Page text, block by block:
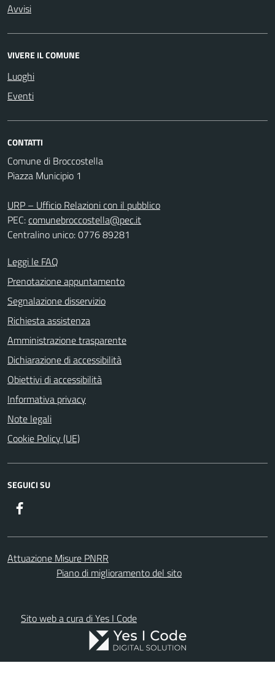
Avvisi
VIVERE IL COMUNE
Luoghi
Eventi
CONTATTI
Comune di Broccostella
Piazza Municipio 1
URP – Ufficio Relazioni con il pubblico
PEC:comunebroccostella@pec.it
Centralino unico: 0776 89281
Leggi le FAQ
Prenotazione appuntamento
Segnalazione disservizio
Richiesta assistenza
Amministrazione trasparente
Dichiarazione di accessibilità
Obiettivi di accessibilità
Informativa privacy
Note legali
Cookie Policy (UE)
SEGUICI SU
Attuazione Misure PNRR
Piano di miglioramento del sito
Sito web a cura di Yes I Code